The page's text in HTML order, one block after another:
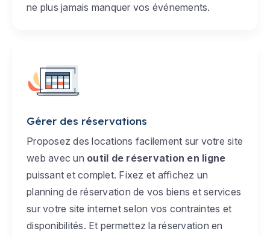
ne plus jamais manquer vos événements.
Gérer des réservations
Proposez des locations facilement sur votre site
web avec un outil de réservation en ligne
puissant et complet. Fixez et affichez un
planning de réservation de vos biens et services
sur votre site internet selon vos contraintes et
disponibilités. Et permettez la réservation en